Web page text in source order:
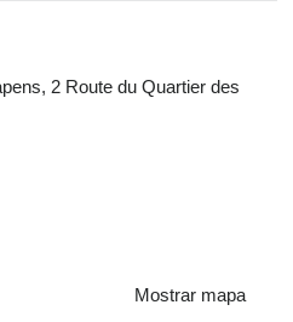
2 Route du Quartier des
Mostrar mapa